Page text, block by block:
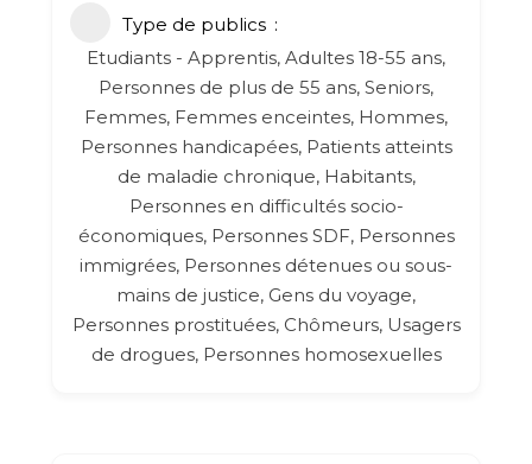
Type de publics
Etudiants - Apprentis, Adultes 18-55 ans,
Personnes de plus de 55 ans, Seniors,
Femmes, Femmes enceintes, Hommes,
Personnes handicapées, Patients atteints
de maladie chronique, Habitants,
Personnes en difficultés socio-
économiques, Personnes SDF, Personnes
immigrées, Personnes détenues ou sous-
mains de justice, Gens du voyage,
Personnes prostituées, Chômeurs, Usagers
de drogues, Personnes homosexuelles